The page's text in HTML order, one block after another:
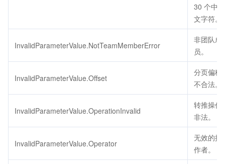
30 个中
文字符。
InvalidParameterValue.NotTeamMemberError
非团队成
员。
InvalidParameterValue.Offset
分页偏移
不合法。
InvalidParameterValue.OperationInvalid
转推操作
非法。
InvalidParameterValue.Operator
无效的操
作者。